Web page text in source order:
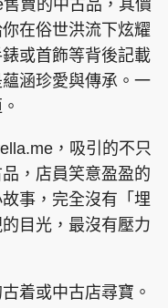
明
轉載
賣的中古品，其價
在俗世洪流下炫耀
或首飾等背後記載
涵珍愛與傳承。一
，吸引的不只
，店員笑意盈盈的
事，完全沒有「埋
目光，最沒有壓力
着或中古店尋寶。